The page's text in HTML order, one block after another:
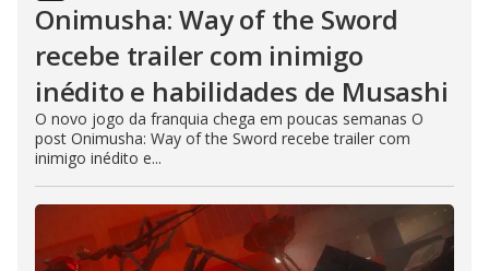
Onimusha: Way of the Sword
recebe trailer com inimigo
inédito e habilidades de Musashi
O novo jogo da franquia chega em poucas semanas O
post Onimusha: Way of the Sword recebe trailer com
inimigo inédito e...